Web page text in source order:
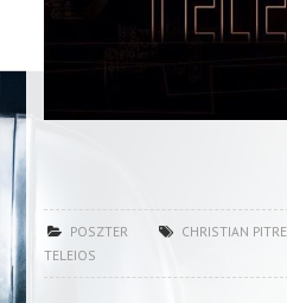
POSZTER CHRISTIAN PITRE
TELEIOS